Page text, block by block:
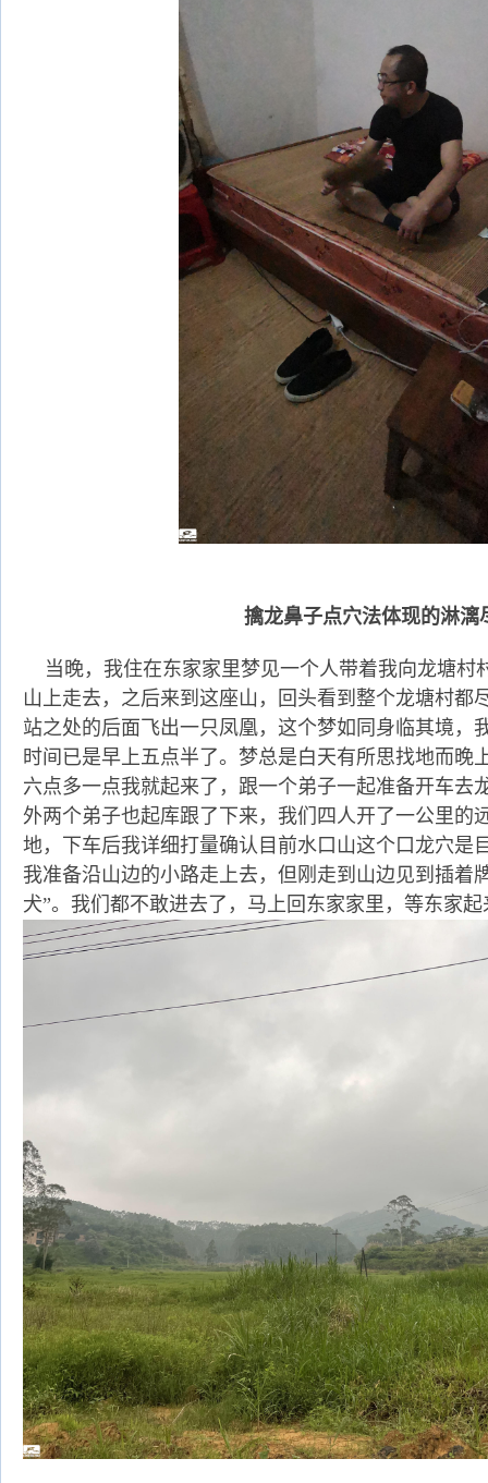
擒龙鼻子点穴法体现的淋漓
当晚，我住在东家家里梦见一个人带着我向龙塘村
山上走去，之后来到这座山，回头看到整个龙塘村都
站之处的后面飞出一只凤凰，这个梦如同身临其境，
时间已是早上五点半了。梦总是白天有所思找地而晚
六点多一点我就起来了，跟一个弟子一起准备开车去
外两个弟子也起库跟了下来，我们四人开了一公里的
地，下车后我详细打量确认目前水口山这个口龙穴是
我准备沿山边的小路走上去，但刚走到山边见到插着
犬”。我们都不敢进去了，马上回东家家里，等东家